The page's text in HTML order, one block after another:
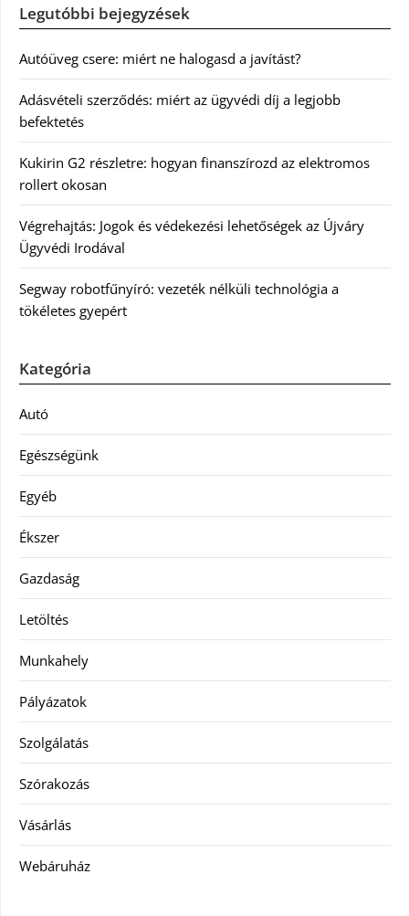
Legutóbbi bejegyzések
Autóüveg csere: miért ne halogasd a javítást?
Adásvételi szerződés: miért az ügyvédi díj a legjobb
befektetés
Kukirin G2 részletre: hogyan finanszírozd az elektromos
rollert okosan
Végrehajtás: Jogok és védekezési lehetőségek az Újváry
Ügyvédi Irodával
Segway robotfűnyíró: vezeték nélküli technológia a
tökéletes gyepért
Kategória
Autó
Egészségünk
Egyéb
Ékszer
Gazdaság
Letöltés
Munkahely
Pályázatok
Szolgálatás
Szórakozás
Vásárlás
Webáruház